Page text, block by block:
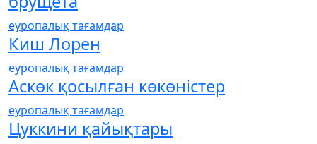
еуропалық тағамдар
Киш Лорен
еуропалық тағамдар
Аскөк қосылған көкөністер
еуропалық тағамдар
Цуккини қайықтары